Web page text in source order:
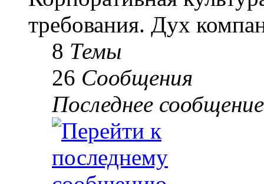
требования. Дух
8 Темы
26 Сообщения
Последнее сообщение